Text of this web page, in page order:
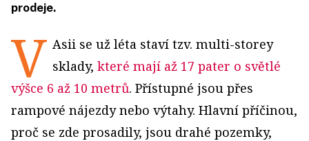
prodeje.
V Asii se už léta staví tzv. multi-storey
sklady, které mají až 17 pater o světlé
výšce 6 až 10 metrů. Přístupné jsou přes
rampové nájezdy nebo výtahy. Hlavní příčinou,
proč se zde prosadily, jsou drahé pozemky,